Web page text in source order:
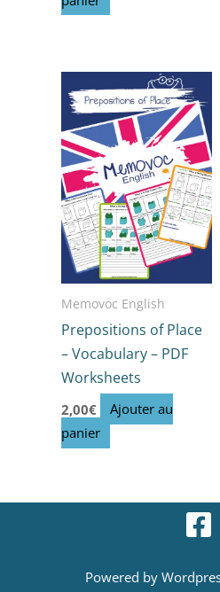
Memovoc English
Prepositions of Place
– Vocabulary – PDF
Worksheets
2,00€
Ajouter au
panier
Powered by